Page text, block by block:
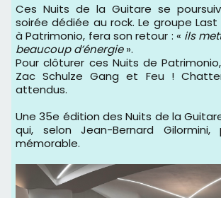
Ces Nuits de la Guitare se
soirée dédiée au rock. Le groupe Last
à Patrimonio, fera son retour : « ils
beaucoup d’énergie».
Pour clôturer ces Nuits de
Zac Schulze Gang et Feu !
attendus.
Une 35e édition des Nuits de la
qui, selon Jean-Bernard Gilormini,
mémorable.